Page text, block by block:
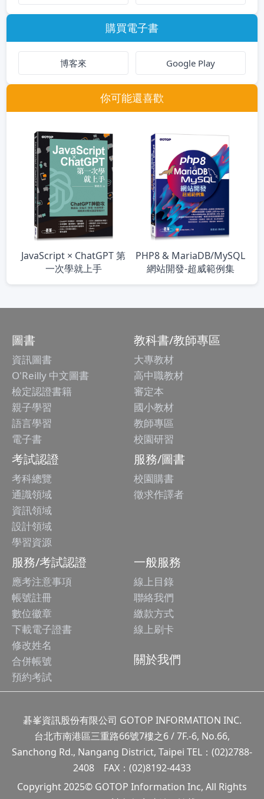
購買電子書
博客來 Google Play
你可能還喜歡
JavaScript × ChatGPT 第
一次學就上手
PHP8 & MariaDB/MySQL
網站開發-超威範例集
圖書
資訊圖書
O'Reilly 中文圖書
檢定認證書籍
親子學習
語言學習
電子書
教科書/教師專區
大專教材
高中職教材
審定本
國小教材
教師專區
校園研習
考試認證
考科總覽
通識領域
資訊領域
設計領域
學習資源
服務/圖書
校園購書
徵求作譯者
服務/考試認證
應考注意事項
帳號註冊
數位徽章
下載電子證書
修改姓名
合併帳號
預約考試
一般服務
線上目錄
聯絡我們
繳款方式
線上刷卡
關於我們
碁峯資訊股份有限公司 GOTOP INFORMATION INC.
台北市南港區三重路66號7樓之6 / 7F.-6, No.66,
Sanchong Rd., Nangang District, Taipei TEL：(02)2788-
2408 FAX：(02)8192-4433
Copyright 2025© GOTOP Information Inc, All Rights